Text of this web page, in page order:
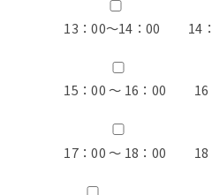
13：00〜14：00 14
15：00 ～ 16：00
17：00 ～ 18：00